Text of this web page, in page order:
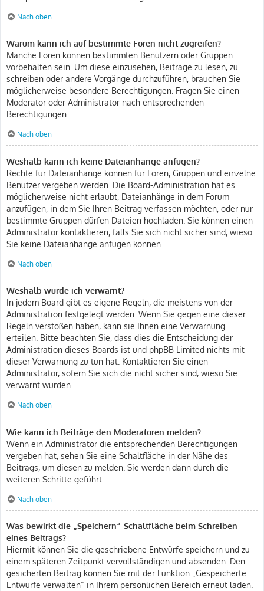
Nach oben
Warum kann ich auf bestimmte Foren nicht zugreifen?
Manche Foren können bestimmten Benutzern oder Gruppen
vorbehalten sein. Um diese einzusehen, Beiträge zu lesen, zu
schreiben oder andere Vorgänge durchzuführen, brauchen Sie
möglicherweise besondere Berechtigungen. Fragen Sie einen
Moderator oder Administrator nach entsprechenden
Berechtigungen.
Nach oben
Weshalb kann ich keine Dateianhänge anfügen?
Rechte für Dateianhänge können für Foren, Gruppen und einzelne
Benutzer vergeben werden. Die Board-Administration hat es
möglicherweise nicht erlaubt, Dateianhänge in dem Forum
anzufügen, in dem Sie Ihren Beitrag verfassen möchten, oder nur
bestimmte Gruppen dürfen Dateien hochladen. Sie können einen
Administrator kontaktieren, falls Sie sich nicht sicher sind, wieso
Sie keine Dateianhänge anfügen können.
Nach oben
Weshalb wurde ich verwarnt?
In jedem Board gibt es eigene Regeln, die meistens von der
Administration festgelegt werden. Wenn Sie gegen eine dieser
Regeln verstoßen haben, kann sie Ihnen eine Verwarnung
erteilen. Bitte beachten Sie, dass dies die Entscheidung der
Administration dieses Boards ist und phpBB Limited nichts mit
dieser Verwarnung zu tun hat. Kontaktieren Sie einen
Administrator, sofern Sie sich die nicht sicher sind, wieso Sie
verwarnt wurden.
Nach oben
Wie kann ich Beiträge den Moderatoren melden?
Wenn ein Administrator die entsprechenden Berechtigungen
vergeben hat, sehen Sie eine Schaltfläche in der Nähe des
Beitrags, um diesen zu melden. Sie werden dann durch die
weiteren Schritte geführt.
Nach oben
Was bewirkt die „Speichern“-Schaltfläche beim Schreiben
eines Beitrags?
Hiermit können Sie die geschriebene Entwürfe speichern und zu
einem späteren Zeitpunkt vervollständigen und absenden. Den
gesicherten Beitrag können Sie mit der Funktion „Gespeicherte
Entwürfe verwalten“ in Ihrem persönlichen Bereich erneut laden.